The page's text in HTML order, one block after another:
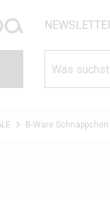
B-Ware Schnäppchen